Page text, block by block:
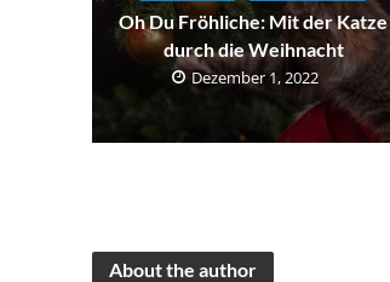
Oh Du Fröhliche: Mit der Katze
durch die Weihnacht
Dezember 1, 2022
About the author